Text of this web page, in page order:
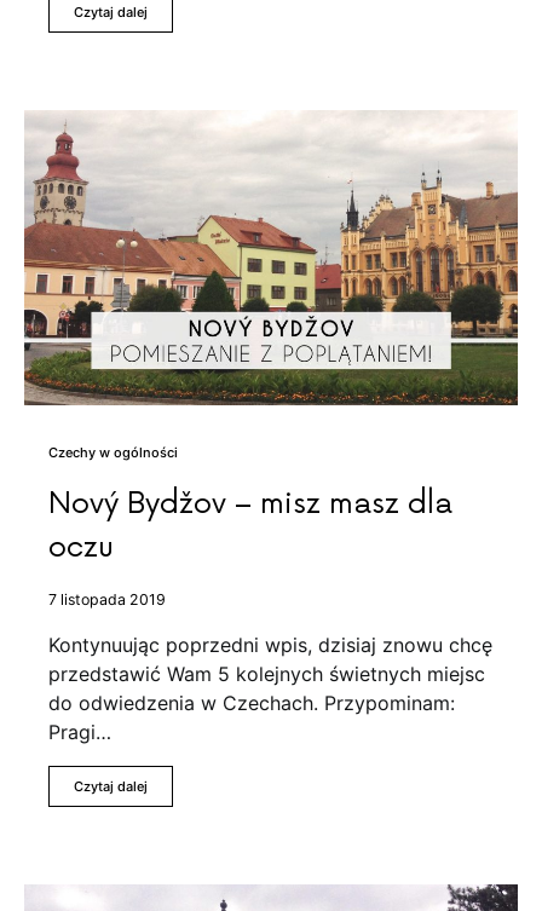
Czytaj dalej
Czechy w ogólności
Nový Bydžov – misz masz dla
oczu
7 listopada 2019
Kontynuując poprzedni wpis, dzisiaj znowu chcę
przedstawić Wam 5 kolejnych świetnych miejsc
do odwiedzenia w Czechach. Przypominam:
Pragi…
Czytaj dalej